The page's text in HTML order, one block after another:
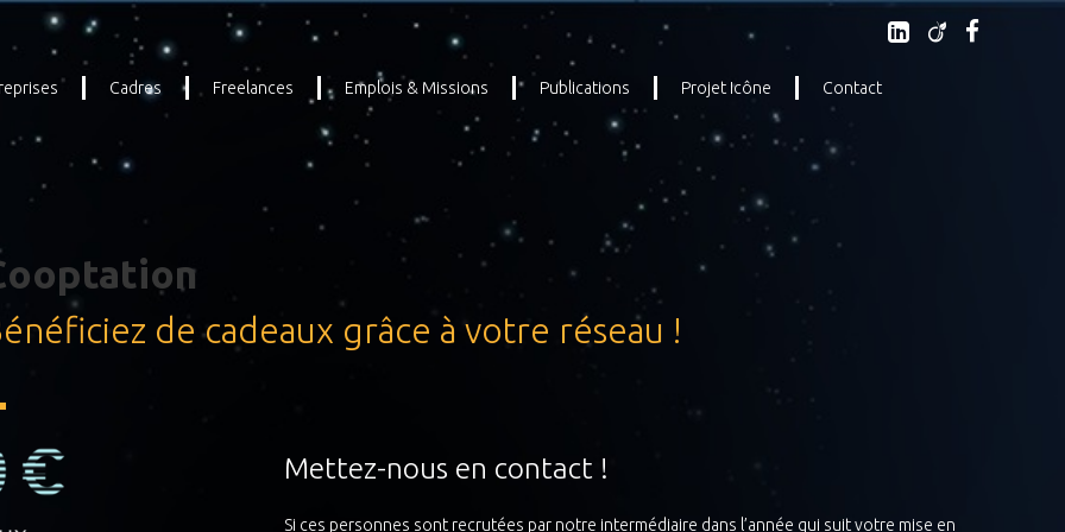
Cadres Freelances Emplois & Missions Publications Projet Icône Contact
de cadeaux grâce à votre réseau !
Mettez-nous en contact !
Si ces personnes sont recrutées par notre intermédiaire dans l’année qui suit votre mise en